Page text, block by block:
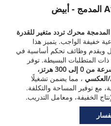
سلسلة Goldbell المدمجة محرك تردد متغير للقدرة
خفيفة الواجب. يتميز هذا
ويقدم وظائف تحكم أساسية في
المتطلبات البسيطة. توفر
التحكم في السرعة من 0 إلى 300 هرتز،
العكسي ، مما يضمن تشغيلًا
مع توفير المساحة والتكلفة.
الخفيفة، ومعامل التدريب.